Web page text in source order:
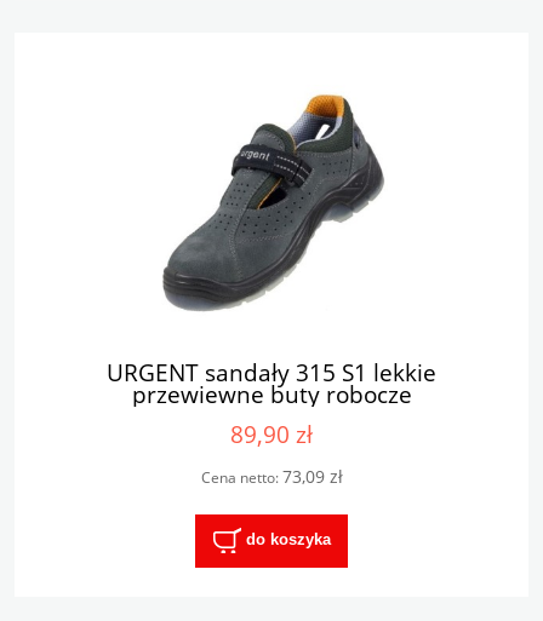
URGENT sandały 315 S1 lekkie
przewiewne buty robocze
89,90 zł
Cena netto:73,09 zł
do koszyka